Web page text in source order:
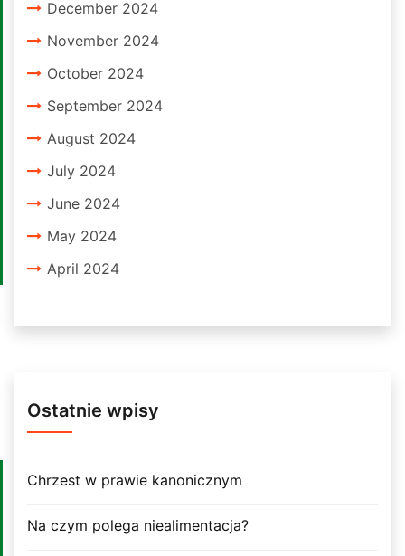
December 2024
November 2024
October 2024
September 2024
August 2024
July 2024
June 2024
May 2024
April 2024
Ostatnie wpisy
Chrzest w prawie kanonicznym
Na czym polega niealimentacja?